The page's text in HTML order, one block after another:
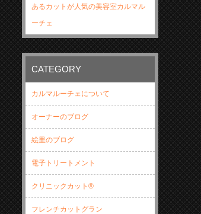
あるカットが人気の美容室カルマル
ーチェ
CATEGORY
カルマルーチェについて
オーナーのブログ
絵里のブログ
電子トリートメント
クリニックカット®
フレンチカットグラン